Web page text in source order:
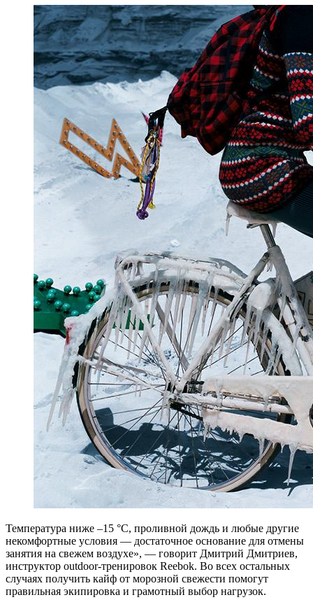
Температура ниже –15 °С, проливной дождь и любые другие
некомфортные условия — достаточное основание для отмены
занятия на свежем воздухе», — говорит Дмитрий Дмитриев,
инструктор outdoor-тренировок Reebok. Во всех остальных
случаях получить кайф от морозной свежести помогут
правильная экипировка и грамотный выбор нагрузок.